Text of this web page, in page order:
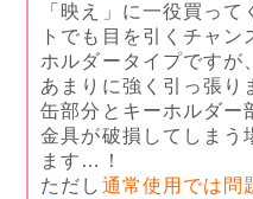
「映え」に一役買って
トでも目を引くチャン
ホルダータイプですが、
あまりに強く引っ張り
缶部分とキーホルダー
金具が破損してしまう
ます…！
ただし 通常使用では問